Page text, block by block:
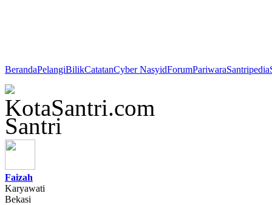
BerandaPelangiBilikCatatanCyber NasyidForumPariwaraSantripedia
Santri
Faizah
Karyawati
Bekasi